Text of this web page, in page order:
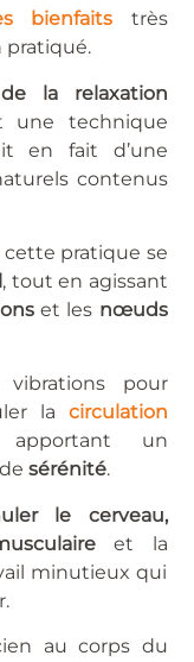
bienfaits très
pratiqué.
la relaxation
une technique
en fait d’une
contenus
cette pratique se
, tout en agissant
et les nœuds
pour
la circulation
un
desérénité.
le cerveau,
et la
minutieux qui
au corps du